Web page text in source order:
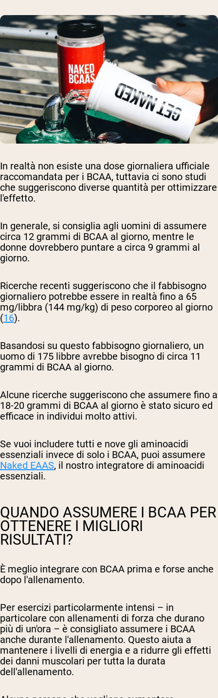
In realtà non esiste una dose giornaliera ufficiale
raccomandata per i BCAA, tuttavia ci sono studi
che suggeriscono diverse quantità per ottimizzare
l'effetto.
In generale, si consiglia agli uomini di assumere
circa 12 grammi di BCAA al giorno, mentre le
donne dovrebbero puntare a circa 9 grammi al
giorno.
Ricerche recenti suggeriscono che il fabbisogno
giornaliero potrebbe essere in realtà fino a 65
mg/libbra (144 mg/kg) di peso corporeo al giorno
(16).
Basandosi su questo fabbisogno giornaliero, un
uomo di 175 libbre avrebbe bisogno di circa 11
grammi di BCAA al giorno.
Alcune ricerche suggeriscono che assumere fino a
18-20 grammi di BCAA al giorno è stato sicuro ed
efficace in individui molto attivi.
Se vuoi includere tutti e nove gli aminoacidi
essenziali invece di solo i BCAA, puoi assumere
Naked EAAS, il nostro integratore di aminoacidi
essenziali.
QUANDO ASSUMERE I BCAA PER
OTTENERE I MIGLIORI
RISULTATI?
È meglio integrare con BCAA prima e forse anche
dopo l'allenamento.
Per esercizi particolarmente intensi – in
particolare con allenamenti di forza che durano
più di un'ora – è consigliato assumere i BCAA
anche durante l'allenamento. Questo aiuta a
mantenere i livelli di energia e a ridurre gli effetti
dei danni muscolari per tutta la durata
dell'allenamento.